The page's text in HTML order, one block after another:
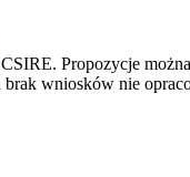
Propozycje
wniosków nie